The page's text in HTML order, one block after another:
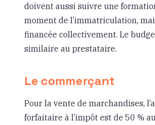
doivent aussi suivre une
moment de l’immatriculation,
financée collectivement. Le
similaire au prestataire.
Le commerçant
Pour la vente de marchandises,
forfaitaire à l’impôt est de 50 %